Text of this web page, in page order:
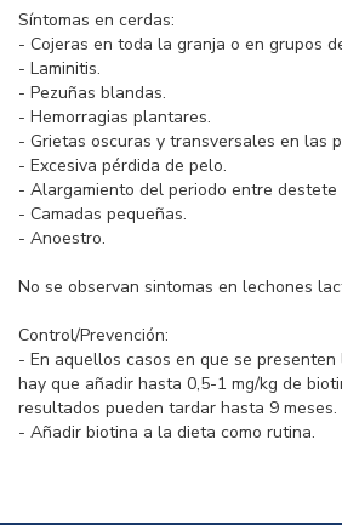
Síntomas en cerdas:
- Cojeras en toda la granja o en grupos
- Laminitis.
- Pezuñas blandas.
- Hemorragias plantares.
- Grietas oscuras y transversales en las
- Excesiva pérdida de pelo.
- Alargamiento del periodo entre destete
- Camadas pequeñas.
- Anoestro.
No se observan sintomas en lechones
Control/Prevención:
- En aquellos casos en que se
hay que añadir hasta 0,5-1 mg/kg de
resultados pueden tardar hasta 9 meses.
- Añadir biotina a la dieta como rutina.